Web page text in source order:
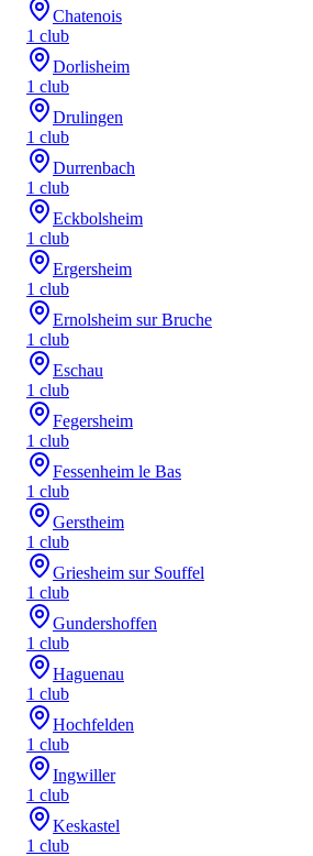
Chatenois
1 club
Dorlisheim
1 club
Drulingen
1 club
Durrenbach
1 club
Eckbolsheim
1 club
Ergersheim
1 club
Ernolsheim sur Bruche
1 club
Eschau
1 club
Fegersheim
1 club
Fessenheim le Bas
1 club
Gerstheim
1 club
Griesheim sur Souffel
1 club
Gundershoffen
1 club
Haguenau
1 club
Hochfelden
1 club
Ingwiller
1 club
Keskastel
1 club